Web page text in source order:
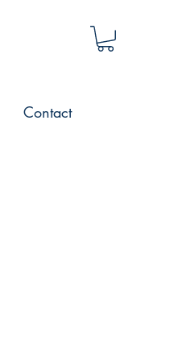
Contact